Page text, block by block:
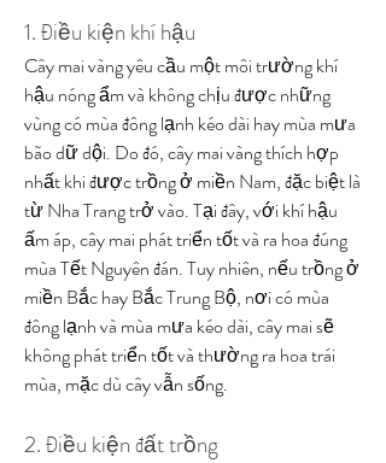
1. Điều kiện khí hậu
Cây mai vàng yêu cầu một môi trường khí
hậu nóng ẩm và không chịu được những
vùng có mùa đông lạnh kéo dài hay mùa mưa
bão dữ dội. Do đó, cây mai vàng thích hợp
nhất khi được trồng ở miền Nam, đặc biệt là
từ Nha Trang trở vào. Tại đây, với khí hậu
ấm áp, cây mai phát triển tốt và ra hoa đúng
mùa Tết Nguyên đán. Tuy nhiên, nếu trồng ở
miền Bắc hay Bắc Trung Bộ, nơi có mùa
đông lạnh và mùa mưa kéo dài, cây mai sẽ
không phát triển tốt và thường ra hoa trái
mùa, mặc dù cây vẫn sống.
2. Điều kiện đất trồng